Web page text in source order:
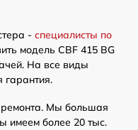
- специалисты по
модель CBF 415 BG
На все виды
гарантия.
Мы большая
имеем более 20 тыс.